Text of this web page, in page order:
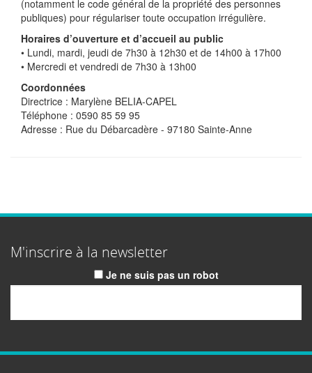
(notamment le code général de la propriété des personnes
publiques) pour régulariser toute occupation irrégulière.
Horaires d’ouverture et d’accueil au public
• Lundi, mardi, jeudi de 7h30 à 12h30 et de 14h00 à 17h00
• Mercredi et vendredi de 7h30 à 13h00
Coordonnées
Directrice : Marylène BELIA-CAPEL
Téléphone : 0590 85 59 95
Adresse : Rue du Débarcadère - 97180 Sainte-Anne
M'inscrire à la newsletter
Je ne suis pas un robot